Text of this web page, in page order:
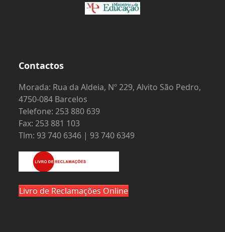
Contactos
Morada: Rua da Aldeia, Nº 229, Alvito São Pedro,
4750-084 Barcelos
Telefone: 253 880 639
Fax: 253 881 103
Tlm: 93 740 6346 | 93 740 6349
Livro de Reclamações Online